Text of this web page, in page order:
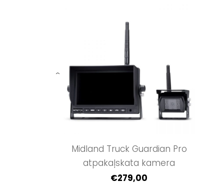
›
Midland Truck Guardian Pro
atpakaļskata kamera
€279,00